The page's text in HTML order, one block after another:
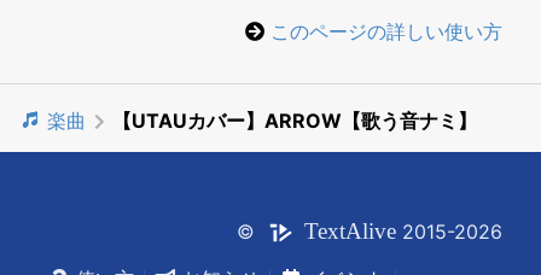
このページの詳しい使い方
楽曲 【UTAUカバー】ARROW【歌う音ナミ】
© TextAlive 2015-2026